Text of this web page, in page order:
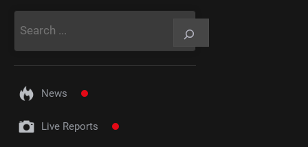
News
Live Reports